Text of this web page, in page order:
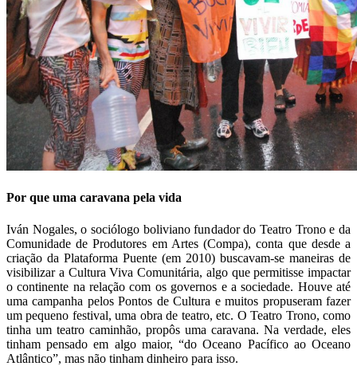
Por que uma caravana pela vida
Iván Nogales, o sociólogo boliviano fundador do Teatro Trono e da
Comunidade de Produtores em Artes (Compa), conta que desde a
criação da Plataforma Puente (em 2010) buscavam-se maneiras de
visibilizar a Cultura Viva Comunitária, algo que permitisse impactar
o continente na relação com os governos e a sociedade. Houve até
uma campanha pelos Pontos de Cultura e muitos propuseram fazer
um pequeno festival, uma obra de teatro, etc. O Teatro Trono, como
tinha um teatro caminhão, propôs uma caravana. Na verdade, eles
tinham pensado em algo maior, “do Oceano Pacífico ao Oceano
Atlântico”, mas não tinham dinheiro para isso.